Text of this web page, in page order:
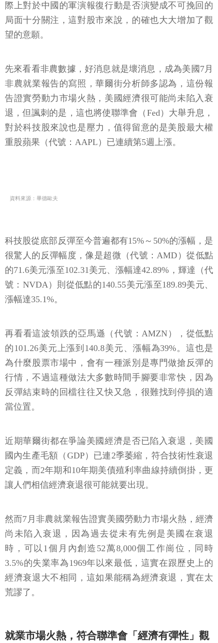
際上對於中國的軍演報復行動是否演變成不可挽回的
局面十分關注，這對股市來說，的確也大大增加了觀
望的意願。
先來看看非農數據，好消息就是壞消息，成為美國7月
非農就業報告的寫照，華爾街分析師多認為，這份報
告證實勞動力市場火熱，美國經濟很可能尚未陷入衰
退，但諷刺的是，這也將使聯準會（Fed）大舉升息，
對於科技股來說也是壓力，值得留意的是美股最大權
重股蘋果（代號：AAPL）已連續第5週上漲。
資料來源：畢德歐夫
科技股從底部反彈至今普遍都有15%～50%的漲幅，是
很驚人的反彈幅度，像是超微（代號：AMD）從低點
的71.6美元漲至102.31美元、漲幅達42.89%，輝達（代
號：NVDA）則從低點的140.55美元漲至189.89美元、
漲幅達35.1%。
再看看這波領跌的亞馬遜（代號：AMZN），從低點
的101.26美元上漲到140.8美元、漲幅為39%。這也是
為什麼股票市場中，會有一種派別是專門做搶反彈的
行情，不過這種做法大多數時間手腳要非常快，因為
反彈結束時的回檔往往又快又急，很難找到停損的適
當位置。
近期華爾街都在爭論美國經濟是否已陷入衰退，美國
國內生產毛額（GDP）已連2季萎縮，符合技術性衰退
定義，而2年期和10年期美債殖利率曲線持續倒掛，更
讓人們相信經濟衰退很可能就要出現。
然而7月非農就業報告證實美國勞動力市場火熱，經濟
尚未陷入衰退，因為過去從未有先例是美國在衰退
時，可以1個月內創造52萬8,000個工作崗位，同時
3.5%的失業率為1969年以來最低，這實在跟歷史上的
經濟衰退大不相同，這如果能稱為經濟衰退，實在太
荒謬了。
就業市場火熱，符合聯準會「經濟有彈性」觀